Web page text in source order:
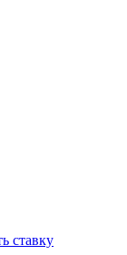
ставку